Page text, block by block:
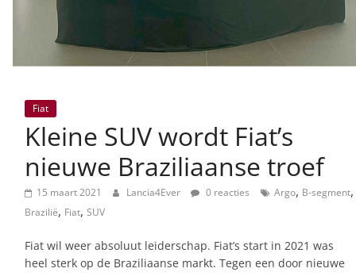
Fiat
Kleine SUV wordt Fiat’s
nieuwe Braziliaanse troef
15 maart 2021 Lancia4Ever 0 reacties Argo, B-segment,
Brazilië, Fiat, SUV
Fiat wil weer absoluut leiderschap. Fiat’s start in 2021 was
heel sterk op de Braziliaanse markt. Tegen een door nieuwe